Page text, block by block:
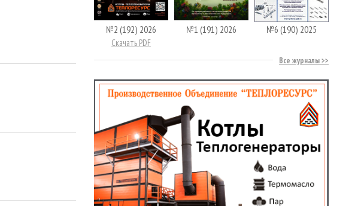
№2 (192) 2026
Скачать PDF
№1 (191) 2026 №6 (190) 2025
Все журналы